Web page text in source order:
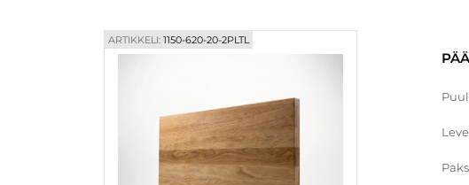
ARTIKKELI: 1150-620-20-2PLTL